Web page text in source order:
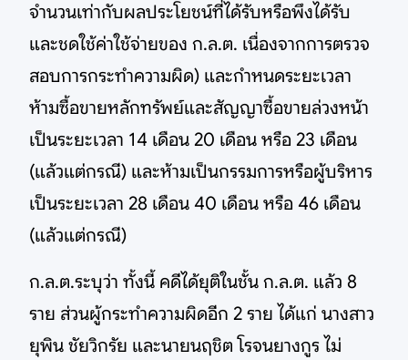
จำนวนเท่ากับผลประโยชน์ที่ได้รับหรือพึงได้รับ
และชดใช้ค่าใช้จ่ายของ ก.ล.ต. เนื่องจากการตรวจ
สอบการกระทำความผิด) และกำหนดระยะเวลา
ห้ามซื้อขายหลักทรัพย์และสัญญาซื้อขายล่วงหน้า
เป็นระยะเวลา 14 เดือน 20 เดือน หรือ 23 เดือน
(แล้วแต่กรณี) และห้ามเป็นกรรมการหรือผู้บริหาร
เป็นระยะเวลา 28 เดือน 40 เดือน หรือ 46 เดือน
(แล้วแต่กรณี)
ก.ล.ต.ระบุว่า ทั้งนี้ คดีได้ยุติในชั้น ก.ล.ต. แล้ว 8
ราย ส่วนผู้กระทำความผิดอีก 2 ราย ได้แก่ นางสาว
ยุพิน ชัยวิกรัย และนายนฤชิต โรจนยางกูร ไม่